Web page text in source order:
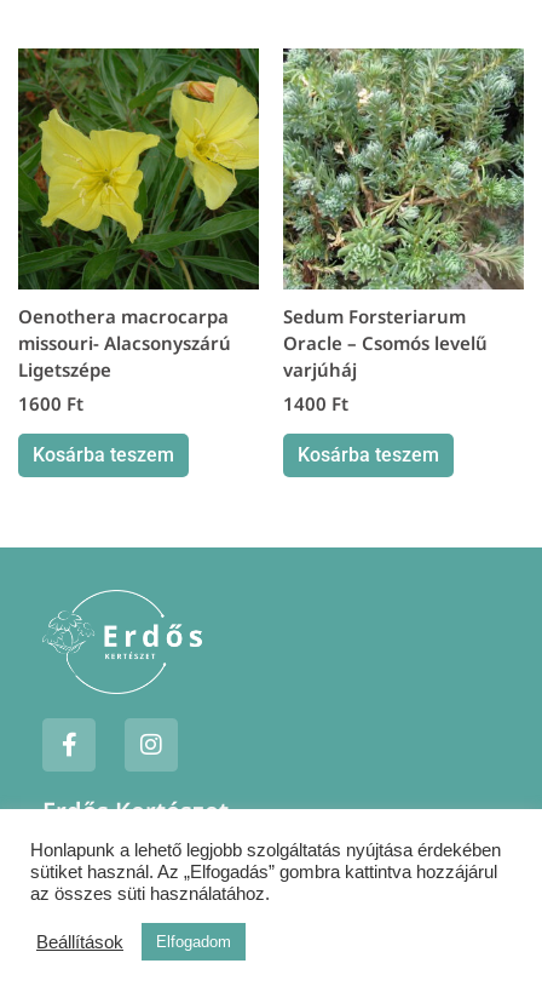
Oenothera macrocarpa
missouri- Alacsonyszárú
Ligetszépe
1600 Ft
Kosárba teszem
Sedum Forsteriarum
Oracle – Csomós levelű
varjúháj
1400 Ft
Kosárba teszem
F
a
c
e
o
o
k
f
I
n
s
t
g
r
a
m
Erdős Kertészet
Jogi nyilatkozatok
Szállítás
Kapcsolat
Honlapunk a lehető legjobb szolgáltatás nyújtása érdekében
sütiket használ. Az „Elfogadás” gombra kattintva hozzájárul
az összes süti használatához.
Beállítások Elfogadom